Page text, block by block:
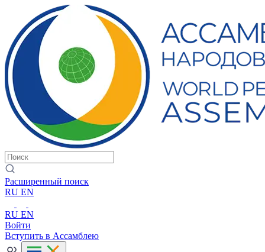
Расширенный поиск
RU EN
RU EN
Войти
Вступить в Ассамблею